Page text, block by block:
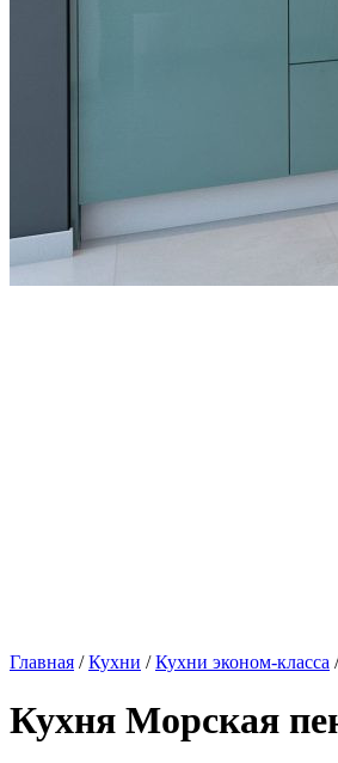
Главная /Кухни /Кухни эконом-класса
Кухня Морская